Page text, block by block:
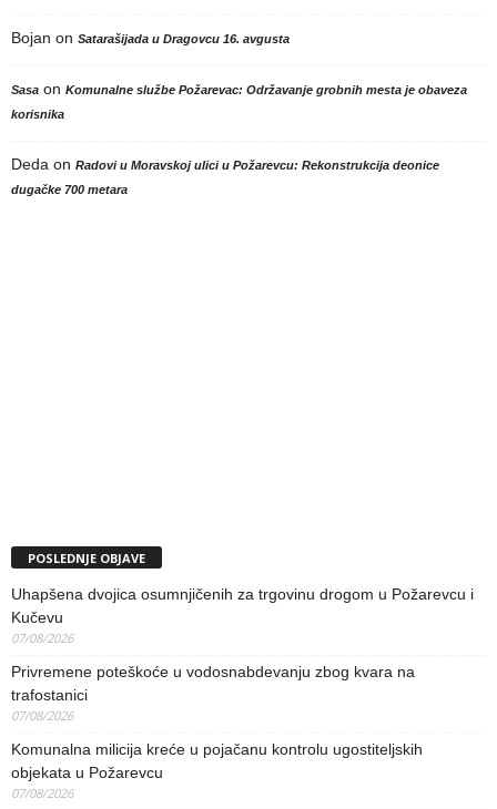
Bojan on Satarašijada u Dragovcu 16. avgusta
Sasa on Komunalne službe Požarevac: Održavanje grobnih mesta je obaveza
korisnika
Deda on Radovi u Moravskoj ulici u Požarevcu: Rekonstrukcija deonice
dugačke 700 metara
POSLEDNJE OBJAVE
Uhapšena dvojica osumnjičenih za trgovinu drogom u Požarevcu i
Kučevu
07/08/2026
Privremene poteškoće u vodosnabdevanju zbog kvara na
trafostanici
07/08/2026
Komunalna milicija kreće u pojačanu kontrolu ugostiteljskih
objekata u Požarevcu
07/08/2026